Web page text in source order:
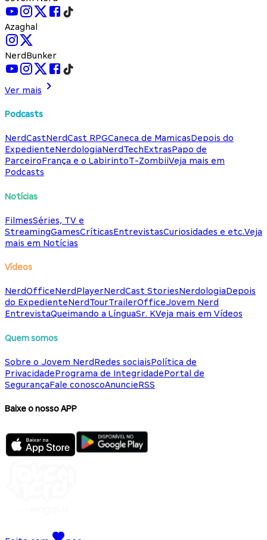
Azaghal
NerdBunker
Ver mais
Podcasts
NerdCastNerdCast RPGCaneca de MamicasDepois do
ExpedienteNerdologiaNerdTechExtrasPapo de
ParceiroFrança e o LabirintoT-ZombiiVeja mais em
Podcasts
Notícias
FilmesSéries, TV e
StreamingGamesCríticasEntrevistasCuriosidades e etc.Veja
mais em Notícias
Vídeos
NerdOfficeNerdPlayerNerdCast StoriesNerdologiaDepois
do ExpedienteNerdTourTrailerOfficeJovem Nerd
EntrevistaQueimando a LínguaSr. KVeja mais em Vídeos
Quem somos
Sobre o Jovem NerdRedes sociaisPolítica de
PrivacidadePrograma de IntegridadePortal de
SegurançaFale conoscoAnuncieRSS
Baixe o nosso APP